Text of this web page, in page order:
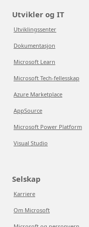
Utvikler og IT
Utviklingssenter
Dokumentasjon
Microsoft Learn
Microsoft Tech-fellesskap
Azure Marketplace
AppSource
Microsoft Power Platform
Visual Studio
Selskap
Karriere
Om Microsoft